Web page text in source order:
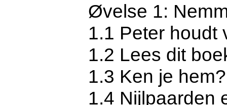
Øvelse 1:
1.1 Peter houdt
1.2 Lees dit
1.3 Ken je hem?
1.4 Nijlpaarden